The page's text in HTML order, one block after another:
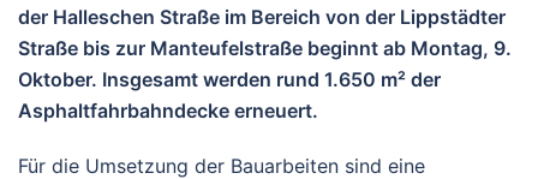
der Halleschen Straße im Bereich von der Lippstädter
Straße bis zur Manteufelstraße beginnt ab Montag, 9.
Oktober. Insgesamt werden rund 1.650 m² der
Asphaltfahrbahndecke erneuert.
Für die Umsetzung der Bauarbeiten sind eine